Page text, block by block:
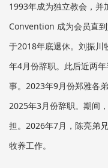
1993年成为独立教会，
Convention 成为会员直
于2018年底退休。刘振川
年4月份辞职。此后近两
事。2023年9月份郑雅各
2025年3月份辞职。期间
担。2026年7月，陈亮弟
牧养工作。